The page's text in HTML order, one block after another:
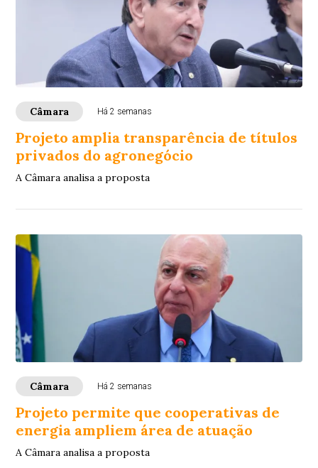
Câmara Há 2 semanas
Projeto amplia transparência de títulos
privados do agronegócio
A Câmara analisa a proposta
Câmara Há 2 semanas
Projeto permite que cooperativas de
energia ampliem área de atuação
A Câmara analisa a proposta